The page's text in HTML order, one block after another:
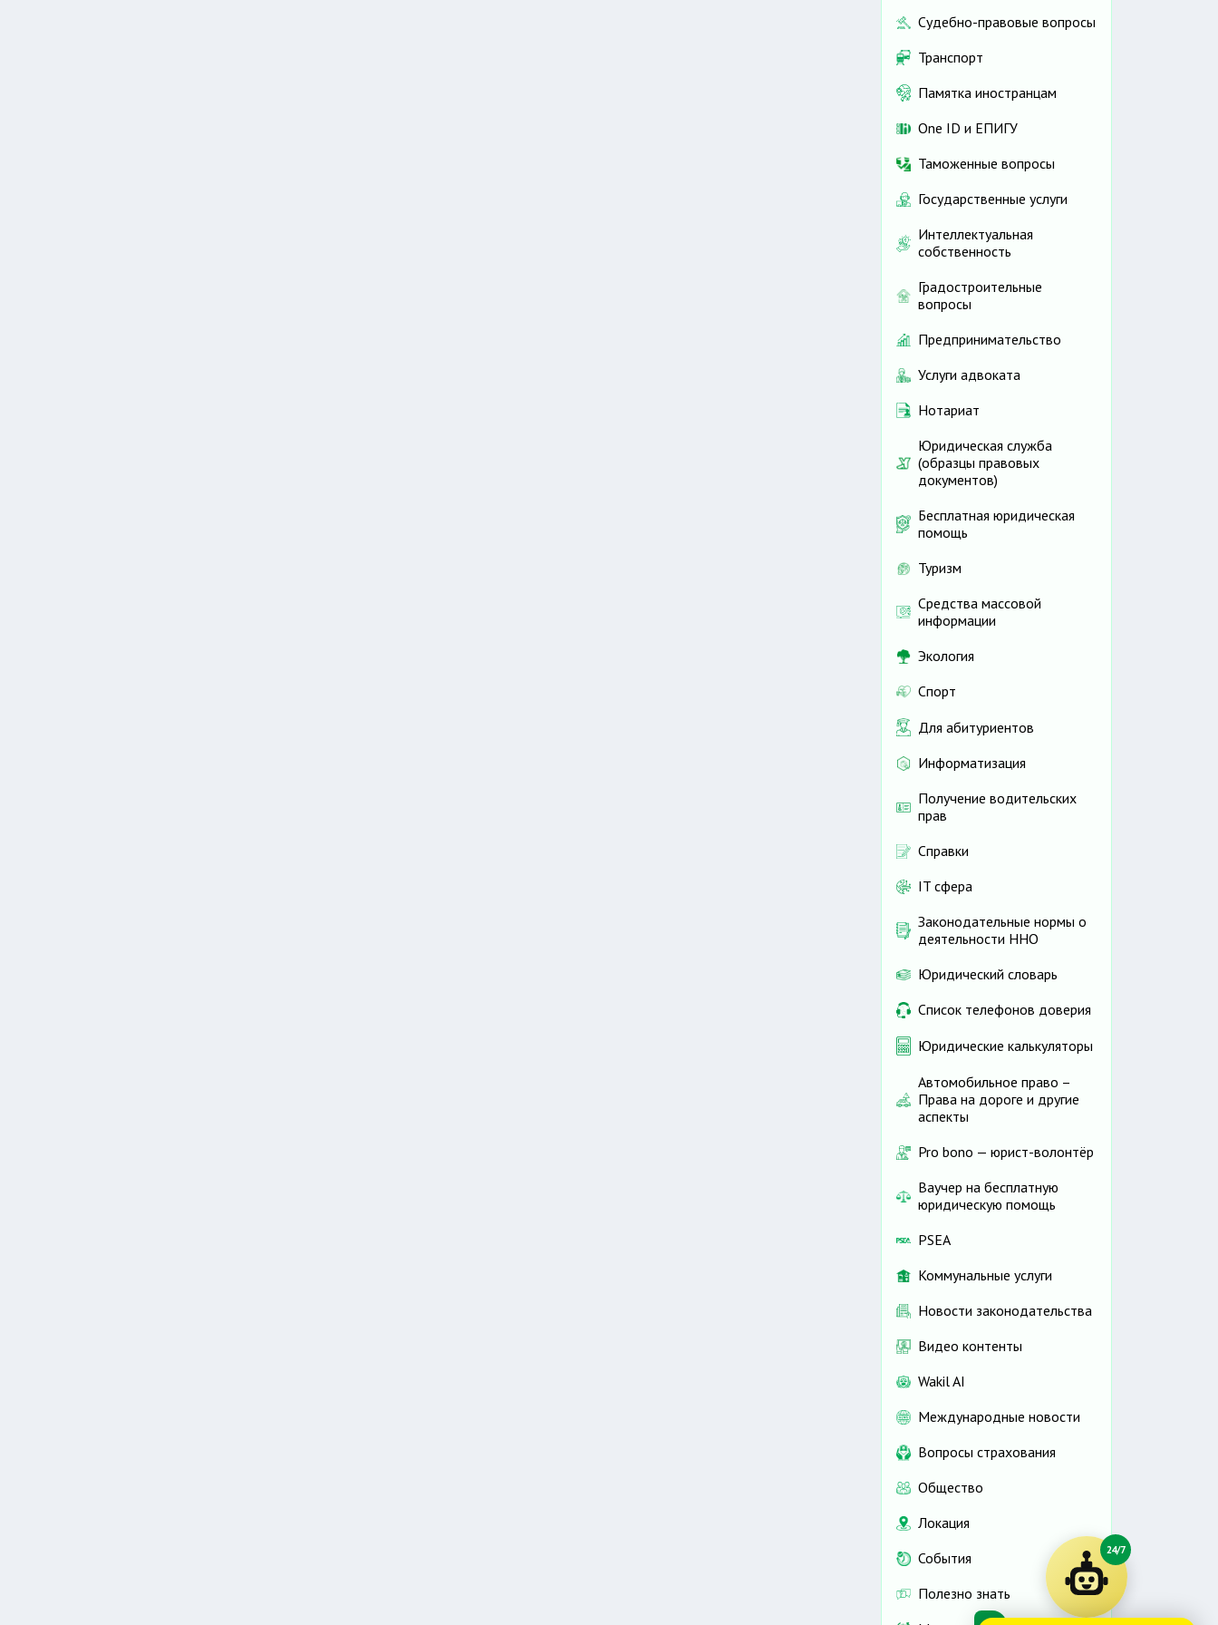
Судебно-правовые вопросы
Транспорт
Памятка иностранцам
One ID и ЕПИГУ
Таможенные вопросы
Государственные услуги
Интеллектуальная
собственность
Градостроительные
вопросы
Предпринимательство
Услуги адвоката
Нотариат
Юридическая служба
(образцы правовых
документов)
Бесплатная юридическая
помощь
Туризм
Средства массовой
информации
Экология
Спорт
Для абитуриентов
Информатизация
Получение водительских
прав
Справки
IT сфера
Законодательные нормы о
деятельности ННО
Юридический словарь
Список телефонов доверия
Юридические калькуляторы
Автомобильное право –
Права на дороге и другие
аспекты
Pro bono — юрист-волонтёр
Ваучер на бесплатную
юридическую помощь
PSEA
Коммунальные услуги
Новости законодательства
Видео контенты
Wakil AI
Международные новости
Вопросы страхования
Общество
Локация
События
Полезно знать
24/7